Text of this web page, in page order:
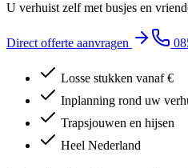
U verhuist zelf met busjes en
Direct offerte aanvragen
Losse stukken vanaf €
Inplanning rond uw
Trapsjouwen en hijsen
Heel Nederland